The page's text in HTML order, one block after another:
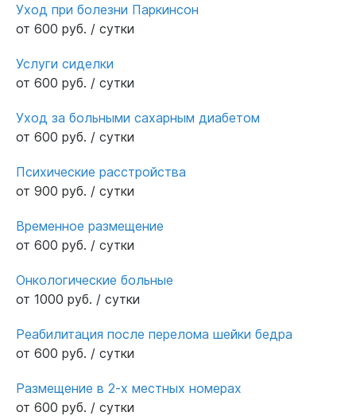
Уход при болезни Паркинсон
от 600 руб. / сутки
Услуги сиделки
от 600 руб. / сутки
Уход за больными сахарным диабетом
от 600 руб. / сутки
Психические расстройства
от 900 руб. / сутки
Временное размещение
от 600 руб. / сутки
Онкологические больные
от 1000 руб. / сутки
Реабилитация после перелома шейки бедра
от 600 руб. / сутки
Размещение в 2-х местных номерах
от 600 руб. / сутки